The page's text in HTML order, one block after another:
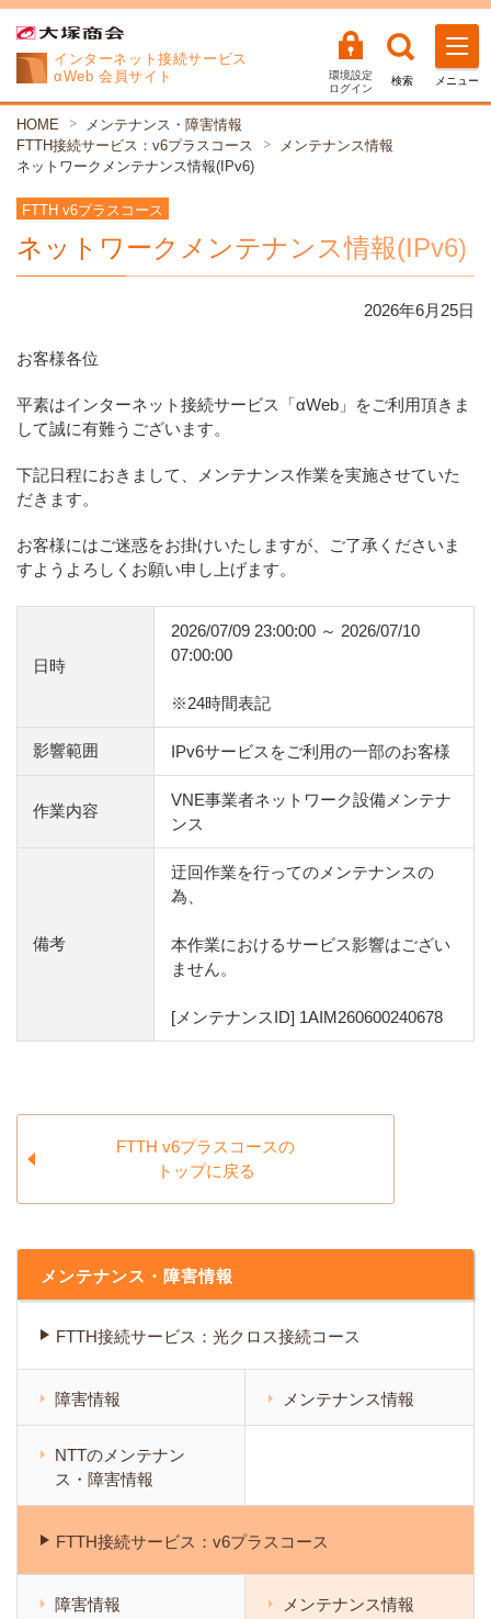
インターネット接続サービス
αWeb 会員サイト
環境設定
ログイン
検索 メニュー
HOME
メンテナンス・障害情報
FTTH接続サービス：v6プラスコース
メンテナンス情報
ネットワークメンテナンス情報(IPv6)
FTTH v6プラスコース
ネットワークメンテナンス情報(IPv6)
2026年6月 25日
お客様各位
平素はインターネット接続サービス「αWeb」をご利用頂きま
して誠に有難うございます。
下記日程におきまして、メンテナンス作業を実施させていた
だきます。
お客様にはご迷惑をお掛けいたしますが、ご了承くださいま
すようよろしくお願い申し上げます。
日時
2026/07/09 23:00:00 ～ 2026/07/10
07:00:00
※24時間表記
影響範囲 IPv6サービスをご利用の一部のお客様
作業内容
VNE事業者ネットワーク設備メンテナ
ンス
備考
迂回作業を行ってのメンテナンスの
為、
本作業におけるサービス影響はござい
ません。
[メンテナンスID] 1AIM260600240678
FTTH v6プラスコースの
トップに戻る
メンテナンス・障害情報
FTTH接続サービス：光クロス接続コース
障害情報 メンテナンス情報
NTTのメンテナン
ス・障害情報
FTTH接続サービス：v6プラスコース
障害情報 メンテナンス情報